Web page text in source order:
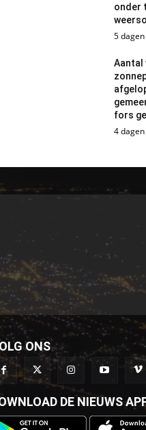
onder
5
Aantal
fors
4
ONS
DE NIEUWS